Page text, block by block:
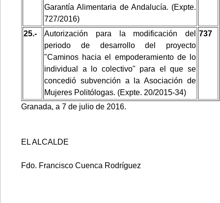
Garantía Alimentaria de Andalucía. (Expte.
727/2016)
25.-
Autorización para la modificación del
periodo de desarrollo del proyecto
"Caminos hacia el empoderamiento de lo
individual a lo colectivo" para el que se
concedió subvención a la Asociación de
Mujeres Politólogas. (Expte. 20/2015-34)
737
Granada, a 7 de julio de 2016.
EL ALCALDE
Fdo. Francisco Cuenca Rodríguez